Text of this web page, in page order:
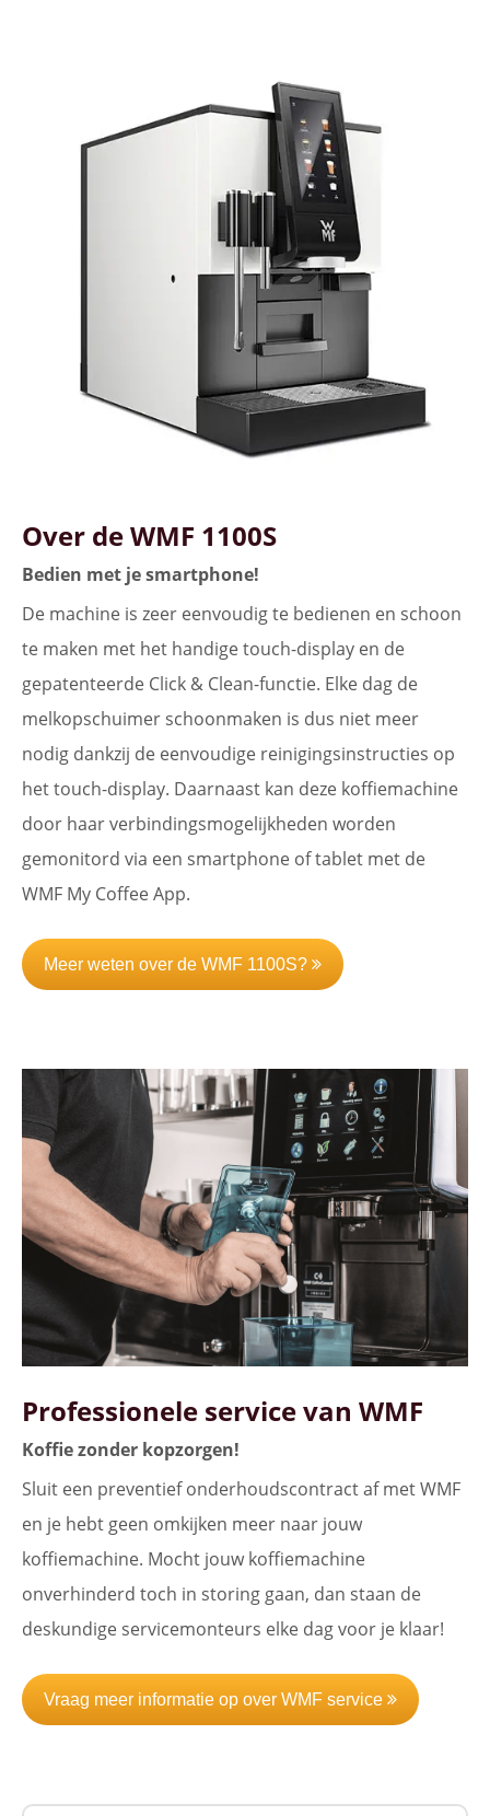
Over de WMF 1100S
Bedien met je smartphone!
De machine is zeer eenvoudig te bedienen en schoon
te maken met het handige touch-display en de
gepatenteerde Click & Clean-functie. Elke dag de
melkopschuimer schoonmaken is dus niet meer
nodig dankzij de eenvoudige reinigingsinstructies op
het touch-display. Daarnaast kan deze koffiemachine
door haar verbindingsmogelijkheden worden
gemonitord via een smartphone of tablet met de
WMF My Coffee App.
Meer weten over de WMF 1100S?
Professionele service van WMF
Koffie zonder kopzorgen!
Sluit een preventief onderhoudscontract af met WMF
en je hebt geen omkijken meer naar jouw
koffiemachine. Mocht jouw koffiemachine
onverhinderd toch in storing gaan, dan staan de
deskundige servicemonteurs elke dag voor je klaar!
Vraag meer informatie op over WMF service